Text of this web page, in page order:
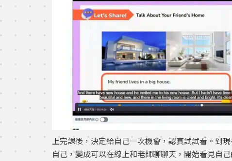
上完課後，決定給自己一次機會，認真試試看。到
自己，變成可以在線上和老師聊聊天，開始看見自己